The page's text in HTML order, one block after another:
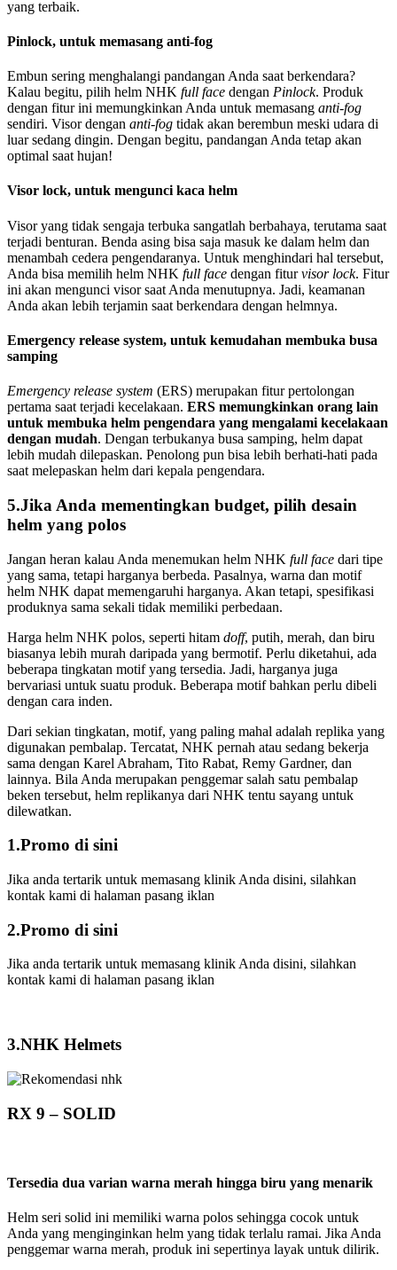
yang terbaik.
Pinlock, untuk memasang anti-fog
Embun sering menghalangi pandangan Anda saat berkendara?
Kalau begitu, pilih helm NHK full face dengan Pinlock. Produk
dengan fitur ini memungkinkan Anda untuk memasang anti-fog
sendiri. Visor dengan anti-fog tidak akan berembun meski udara di
luar sedang dingin. Dengan begitu, pandangan Anda tetap akan
optimal saat hujan!
Visor lock, untuk mengunci kaca helm
Visor yang tidak sengaja terbuka sangatlah berbahaya, terutama saat
terjadi benturan. Benda asing bisa saja masuk ke dalam helm dan
menambah cedera pengendaranya. Untuk menghindari hal tersebut,
Anda bisa memilih helm NHK full face dengan fiturvisor lock. Fitur
ini akan mengunci visor saat Anda menutupnya. Jadi, keamanan
Anda akan lebih terjamin saat berkendara dengan helmnya.
Emergency release system, untuk kemudahan membuka busa
samping
Emergency release system (ERS) merupakan fitur pertolongan
pertama saat terjadi kecelakaan. ERS memungkinkan orang lain
untuk membuka helm pengendara yang mengalami kecelakaan
dengan mudah. Dengan terbukanya busa samping, helm dapat
lebih mudah dilepaskan. Penolong pun bisa lebih berhati-hati pada
saat melepaskan helm dari kepala pengendara.
5.Jika Anda mementingkan budget, pilih desain
helm yang polos
Jangan heran kalau Anda menemukan helm NHK full face dari tipe
yang sama, tetapi harganya berbeda. Pasalnya, warna dan motif
helm NHK dapat memengaruhi harganya. Akan tetapi, spesifikasi
produknya sama sekali tidak memiliki perbedaan.
Harga helm NHK polos, seperti hitam doff, putih, merah, dan biru
biasanya lebih murah daripada yang bermotif. Perlu diketahui, ada
beberapa tingkatan motif yang tersedia. Jadi, harganya juga
bervariasi untuk suatu produk. Beberapa motif bahkan perlu dibeli
dengan cara inden.
Dari sekian tingkatan, motif, yang paling mahal adalah replika yang
digunakan pembalap. Tercatat, NHK pernah atau sedang bekerja
sama dengan Karel Abraham, Tito Rabat, Remy Gardner, dan
lainnya. Bila Anda merupakan penggemar salah satu pembalap
beken tersebut, helm replikanya dari NHK tentu sayang untuk
dilewatkan.
1.Promo di sini
Jika anda tertarik untuk memasang klinik Anda disini, silahkan
kontak kami di halaman pasang iklan
2.Promo di sini
Jika anda tertarik untuk memasang klinik Anda disini, silahkan
kontak kami di halaman pasang iklan
3.NHK Helmets
RX 9 – SOLID
Tersedia dua varian warna merah hingga biru yang menarik
Helm seri solid ini memiliki warna polos sehingga cocok untuk
Anda yang menginginkan helm yang tidak terlalu ramai. Jika Anda
penggemar warna merah, produk ini sepertinya layak untuk dilirik.